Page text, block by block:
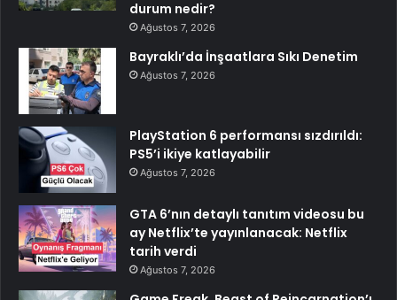
durum nedir?
Ağustos 7, 2026
Bayraklı’da İnşaatlara Sıkı Denetim
Ağustos 7, 2026
PlayStation 6 performansı sızdırıldı:
PS5’i ikiye katlayabilir
Ağustos 7, 2026
GTA 6’nın detaylı tanıtım videosu bu
ay Netflix’te yayınlanacak: Netflix
tarih verdi
Ağustos 7, 2026